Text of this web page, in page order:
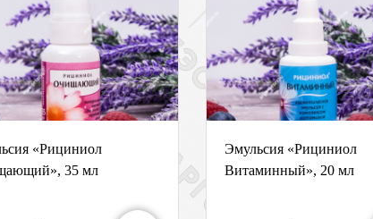
«Рициниол
35 мл
Эмульсия «Рициниол
Витаминный», 20 мл